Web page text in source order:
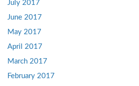
July 2017
June 2017
May 2017
April 2017
March 2017
February 2017